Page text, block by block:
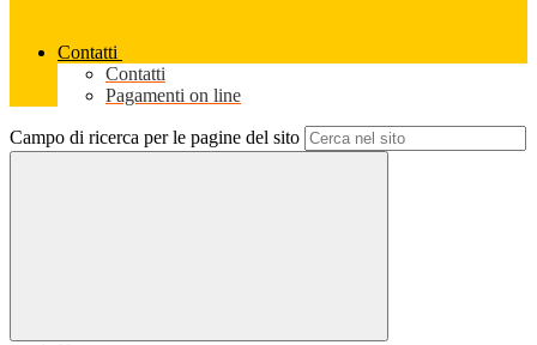
Contatti
Contatti
Pagamenti on line
Campo di ricerca per le pagine del sito